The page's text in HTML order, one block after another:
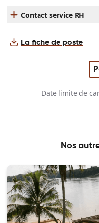
Contact service RH
La fiche de poste
Date limite de
Nos